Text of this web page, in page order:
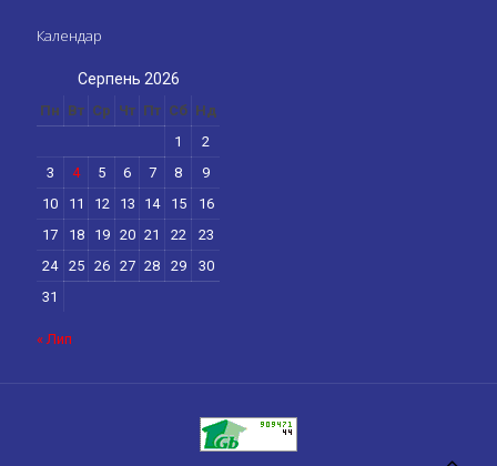
Календар
Серпень 2026
Пн Вт Ср Чт Пт Сб Нд
1
2
3
4 5 6 7 8
9
10
11 12 13 14 15
16
17
18 19 20 21 22
23
24
25 26 27 28 29
30
31
« Лип